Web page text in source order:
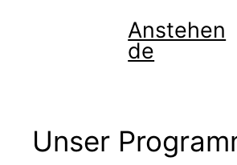
Anstehen
de
Unser